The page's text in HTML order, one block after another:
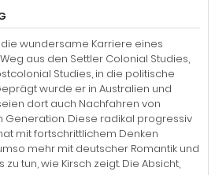
wundersame Karriere eines
aus den Settler Colonial Studies,
Studies, in die politische
wurde er in Australien und
dort auch Nachfahren von
Generation. Diese radikal progressiv
mit fortschrittlichem Denken
mehr mit deutscher Romantik und
tun, wie Kirsch zeigt. Die Absicht,